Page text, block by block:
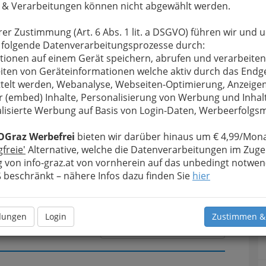
& Verarbeitungen können nicht abgewählt werden.
Zustimmung (Art. 6 Abs. 1 lit. a DSGVO) führen wir und
Datenverarbeitungsprozesse durch:
auf einem Gerät speichern, abrufen und
von Geräteinformationen welche aktiv durch das
werden, Webanalyse, Webseiten-Optimierung,
(embed) Inhalte, Personalisierung von Werbung und
Werbung auf Basis von Login-Daten,
Werbefrei bieten wir darüber hinaus um € 4,99/
Alternative, welche die Datenverarbeitungen im
von info-graz.at von vornherein auf das unbedingt
beschränkt – nähere Infos dazu finden Sie hier
Login Zustimmen
bewahren, verwenden wir an dieser Stelle zur
Ihre Nachricht wird nach dem Absenden
Merkur Warenhandels-Aktiengesellschaft
Meine Nachricht
Meine Nachricht senden